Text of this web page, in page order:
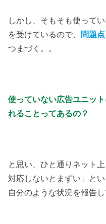
しかし、そもそも使って
を受けているので、
問題
つまづく。。
使っていない広告ユニッ
れることってあるの？
と思い、ひと通りネット
対応しないとまずい」と
自分のような状況を報告